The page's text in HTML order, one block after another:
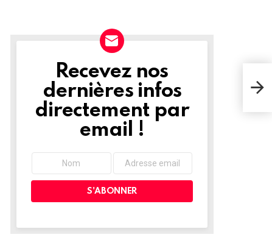
de
NEWSLETTER
Recevez nos
dernières infos
directement par
email !